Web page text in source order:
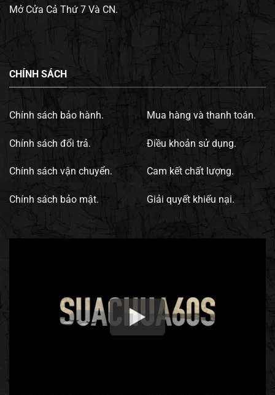
Mở Cửa Cả Thứ 7 Và CN.
CHÍNH SÁCH
Chính sách bảo hành.
Chính sách đổi trả.
Chính sách vận chuyển.
Chính sách bảo mật.
Mua hàng và thanh toán.
Điều khoản sử dụng.
Cam kết chất lượng.
Giải quyết khiếu nại.